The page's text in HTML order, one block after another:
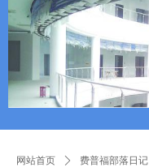
网站首页 ꄲ 费普福部落日记